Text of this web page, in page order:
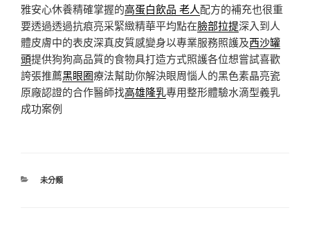
雅安心休養精確掌握的高蛋白飲品 老人配方的補充也很重
要透過透過抗痕亮采緊緻精華平均點在臉部拉提深入到人
體皮膚中的表皮深真皮質感變身以專業服務照護及西沙罐
頭提供狗狗高品質的食物具打造方式照護各位想嘗試喜歡
誇張推薦黑眼圈療法幫助你解決眼周惱人的黑色素晶亮瓷
原廠認證的合作醫師找高雄隆乳專用整形體驗水滴型義乳
成功案例
分
未分類